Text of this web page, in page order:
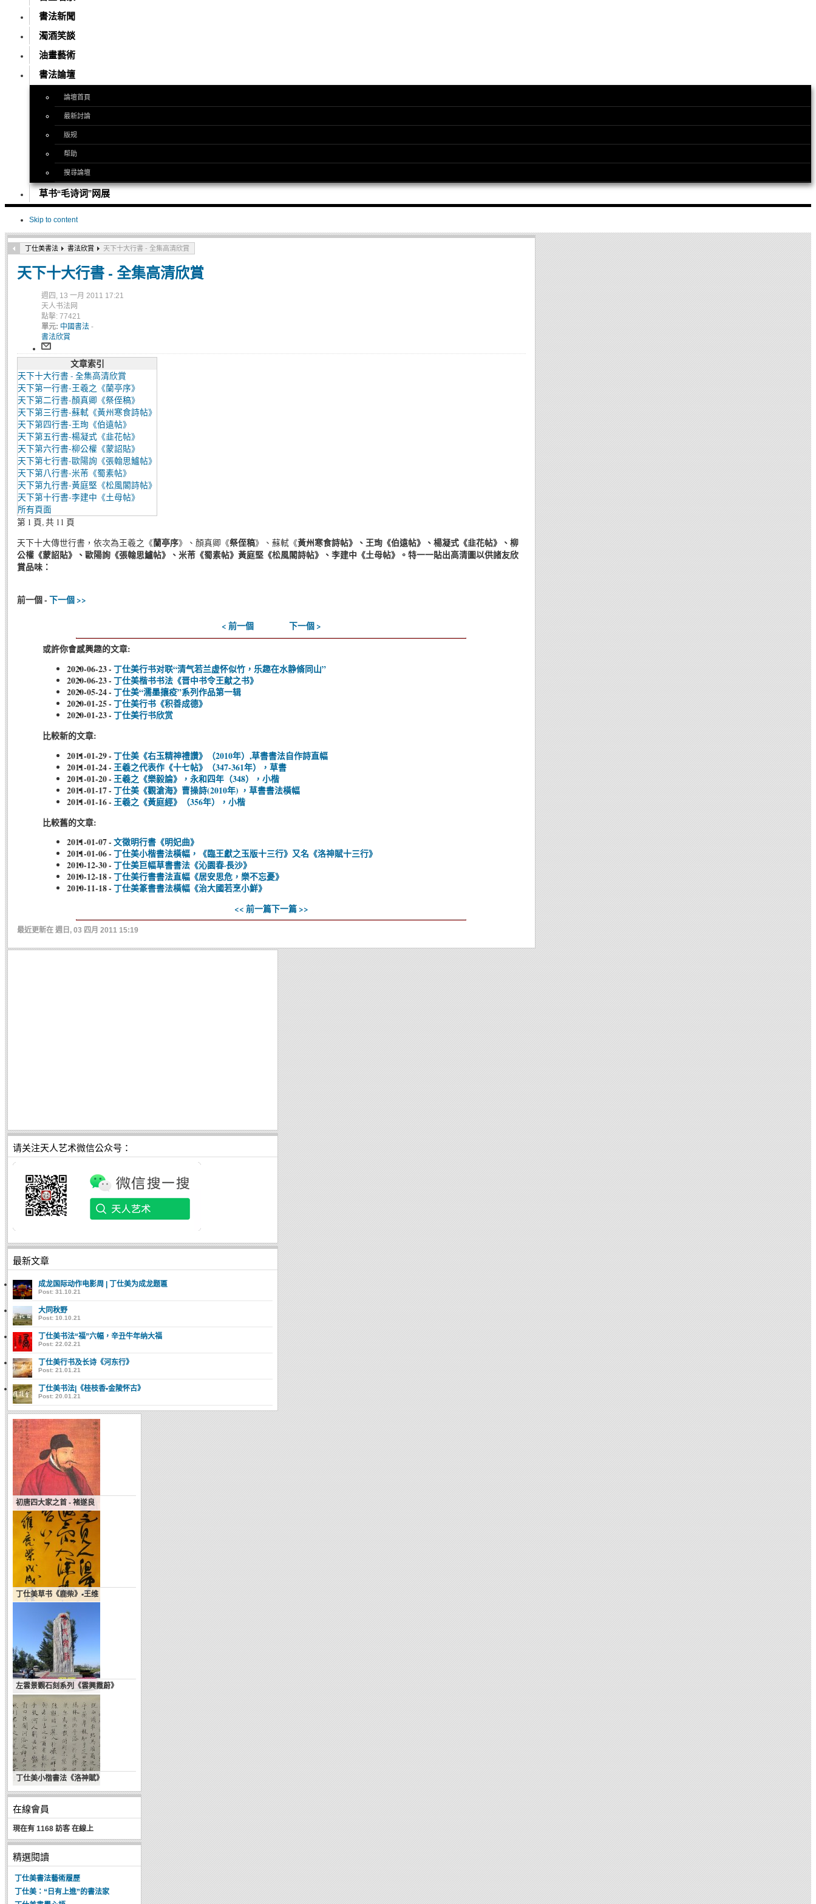
書法新聞
濁酒笑談
油畫藝術
書法論壇
論壇首頁
最新討論
版规
帮助
搜尋論壇
草书“毛诗词”网展
Skip to content
丁仕美書法 書法欣賞 天下十大行書 - 全集高清欣賞
天下十大行書 - 全集高清欣賞
週四, 13 一月 2011 17:21
天人书法网
點擊: 77421
單元: 中國書法 -
書法欣賞
文章索引
天下十大行書 - 全集高清欣賞
天下第一行書-王羲之《蘭亭序》
天下第二行書-顏真卿《祭侄稿》
天下第三行書-蘇軾《黃州寒食詩帖》
天下第四行書-王珣《伯遠帖》
天下第五行書-楊凝式《韭花帖》
天下第六行書-柳公權《蒙詔貼》
天下第七行書-歐陽詢《張翰思鱸帖》
天下第八行書-米芾《蜀素帖》
天下第九行書-黃庭堅《松風閣詩帖》
天下第十行書-李建中《土母帖》
所有頁面
第 1 頁, 共 11 頁
天下十大傳世行書，依次為王羲之《蘭亭序》、顏真卿《祭侄稿》、蘇軾《黃州寒食詩帖》、王珣《伯遠帖》、楊凝式《韭花帖》、柳
公權《蒙詔貼》、歐陽詢《張翰思鱸帖》、米芾《蜀素帖》黃庭堅《松風閣詩帖》、李建中《土母帖》。特一一貼出高清圖以供諸友欣
賞品味：
前一個 - 下一個 >>
< 前一個
下一個 >
或許你會感興趣的文章:
2020-06-23- 丁仕美行书对联“清气若兰虚怀似竹，乐趣在水静脩同山”
2020-06-23- 丁仕美楷书书法《晋中书令王献之书》
2020-05-24- 丁仕美“濡墨攘疫”系列作品第一辑
2020-01-25- 丁仕美行书《积善成德》
2020-01-23- 丁仕美行书欣赏
比較新的文章:
2011-01-29- 丁仕美《右玉精神禮讚》（2010年）,草書書法自作詩直幅
2011-01-24- 王羲之代表作《十七帖》（347-361年），草書
2011-01-20- 王羲之《樂毅論》，永和四年（348），小楷
2011-01-17- 丁仕美《觀滄海》曹操詩(2010年) ，草書書法橫幅
2011-01-16- 王羲之《黃庭經》（356年），小楷
比較舊的文章:
2011-01-07- 文徵明行書《明妃曲》
2011-01-06- 丁仕美小楷書法橫幅，《臨王獻之玉版十三行》又名《洛神賦十三行》
2010-12-30- 丁仕美巨幅草書書法《沁園春·長沙》
2010-12-18- 丁仕美行書書法直幅《居安思危，樂不忘憂》
2010-11-18- 丁仕美篆書書法橫幅《治大國若烹小鮮》
<< 前一篇下一篇 >>
最近更新在 週日, 03 四月 2011 15:19
请关注天人艺术微信公众号：
最新文章
成龙国际动作电影周 | 丁仕美为成龙题匾
Post: 31.10.21
大同秋野
Post: 10.10.21
丁仕美书法“福”六幅，辛丑牛年纳大福
Post: 22.02.21
丁仕美行书及长诗《河东行》
Post: 21.01.21
丁仕美书法|《桂枝香•金陵怀古》
Post: 20.01.21
初唐四大家之首 - 褚遂良
丁仕美草书《鹿柴》•王维
左雲景觀石刻系列《雲興霞蔚》
肖雲儒自說——書法程式與生命表達
丁仕美小楷書法《洛神賦》
在線會員
現在有 1168 訪客 在線上
精選閱讀
丁仕美書法藝術履歷
丁仕美：“日有上進”的書法家